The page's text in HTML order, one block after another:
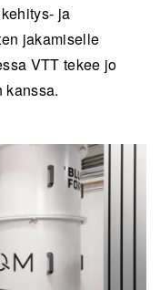
ja
jakamiselle
VTT tekee jo
kanssa.